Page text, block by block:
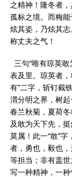
之精神！隆冬者
孤标之境。而梅
炫其姿，乃炫其
称丈夫之气！
三句“唯有琼英
表及里。琼英者
有”二字，斩钉截
渭分明之界，树
春兰秋菊，夏荷
及敢为天下先，
莫属！此一“敢”
者，勇也，毅也
等担当；非有盖
写一种精神，一